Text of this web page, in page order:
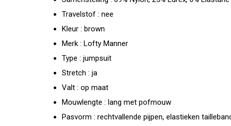
Travelstof : nee
Kleur : brown
Merk : Lofty Manner
Type : jumpsuit
Stretch : ja
Valt : op maat
Mouwlengte : lang met pofmouw
Pasvorm : rechtvallende pijpen, elastieken